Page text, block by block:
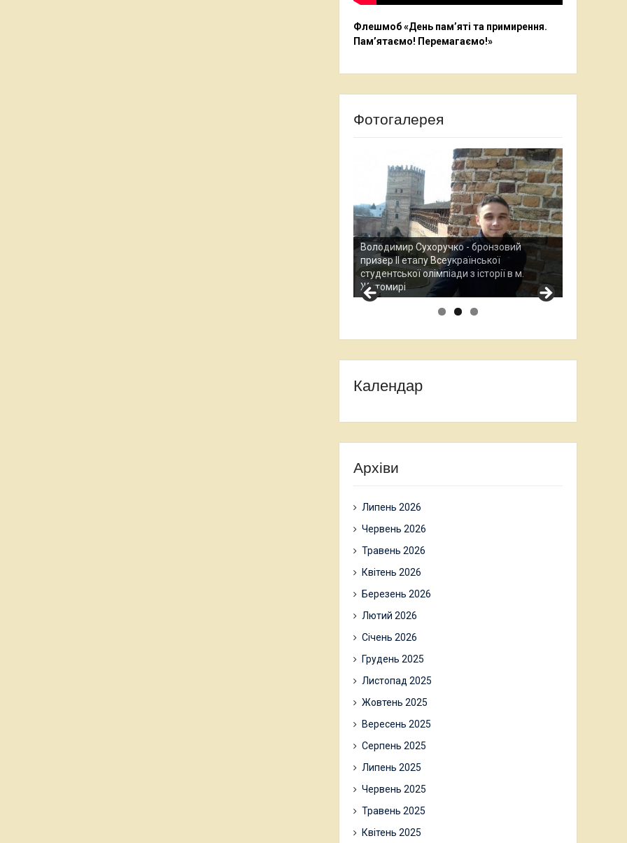
Флешмоб «День пам’яті та примирення.
Пам’ятаємо! Перемагаємо!»
Фотогалерея
Остап Кардаш - бронзовий призер ІІ етапу
Всеукраїнської студентської олімпади з
історії в м. Житомирі
Календар
Архіви
Липень 2026
Червень 2026
Травень 2026
Квітень 2026
Березень 2026
Лютий 2026
Січень 2026
Грудень 2025
Листопад 2025
Жовтень 2025
Вересень 2025
Серпень 2025
Липень 2025
Червень 2025
Травень 2025
Квітень 2025